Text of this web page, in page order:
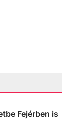
Fejérben is